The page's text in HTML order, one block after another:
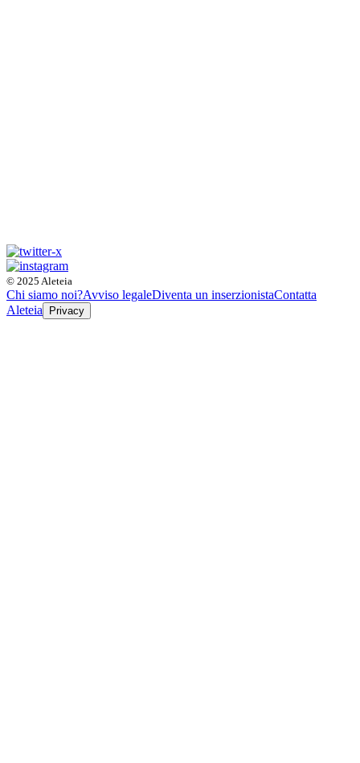
© 2025 Aleteia
Chi siamo noi?Avviso legaleDiventa un inserzionistaContatta
Aleteia
Privacy